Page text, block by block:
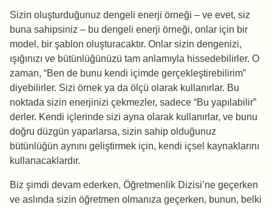
Sizin oluşturduğunuz dengeli enerji örneği – ve evet, siz
buna sahipsiniz – bu dengeli enerji örneği, onlar için bir
model, bir şablon oluşturacaktır. Onlar sizin dengenizi,
ışığınızı ve bütünlüğünüzü tam anlamıyla hissedebilirler. O
zaman, “Ben de bunu kendi içimde gerçekleştirebilirim”
diyebilirler. Sizi örnek ya da ölçü olarak kullanırlar. Bu
noktada sizin enerjinizi çekmezler, sadece “Bu yapılabilir”
derler. Kendi içlerinde sizi ayna olarak kullanırlar, ve bunu
doğru düzgün yaparlarsa, sizin sahip olduğunuz
bütünlüğün aynını geliştirmek için, kendi içsel kaynaklarını
kullanacaklardır.
Biz şimdi devam ederken, Öğretmenlik Dizisi’ne geçerken
ve aslında sizin öğretmen olmanıza geçerken, bunun, belki